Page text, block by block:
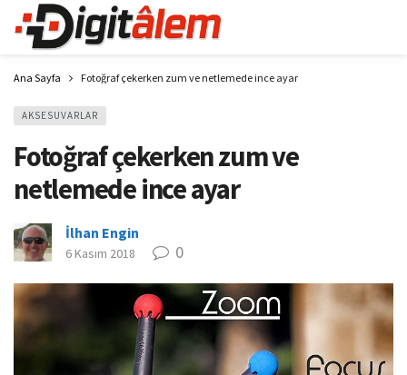
Ana Sayfa Fotoğraf çekerken zum ve netlemede ince ayar
AKSESUVARLAR
Fotoğraf çekerken zum ve
netlemede ince ayar
İlhan Engin
6 Kasım 2018 0